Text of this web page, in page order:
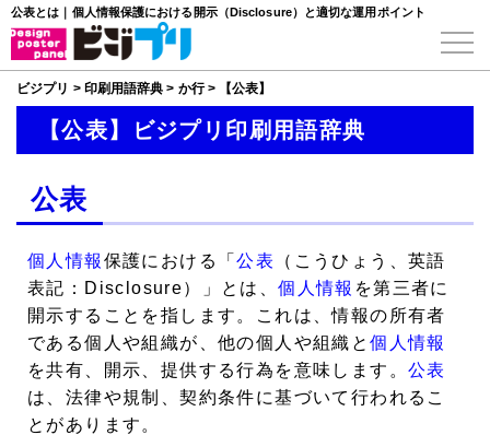
公表とは｜個人情報保護における開示（Disclosure）と適切な運用ポイント
ビジプリ > 印刷用語辞典 > か行> 【公表】
【公表】ビジプリ印刷用語辞典
公表
個人情報 保護における「公表
（こうひょう、英語
表記：Disclosure）」とは、個人情報 を第三者に
開示することを指します。これは、情報の所有者
である個人や組織が、他の個人や組織と個人情報
を共有、開示、提供する行為を意味します。 公表
は、法律や規制、契約条件に基づいて行われるこ
とがあります。